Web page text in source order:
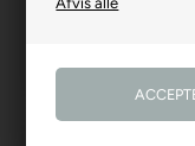
R2 GARDINER